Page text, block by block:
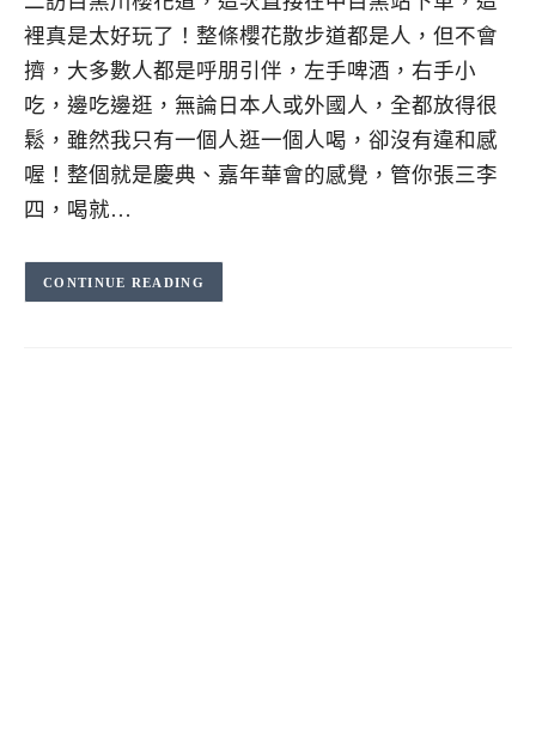
裡真是太好玩了！整條櫻花散步道都是人，但不會
擠，大多數人都是呼朋引伴，左手啤酒，右手小
吃，邊吃邊逛，無論日本人或外國人，全都放得很
鬆，雖然我只有一個人逛一個人喝，卻沒有違和感
喔！整個就是慶典、嘉年華會的感覺，管你張三李
四，喝就…
CONTINUE READING